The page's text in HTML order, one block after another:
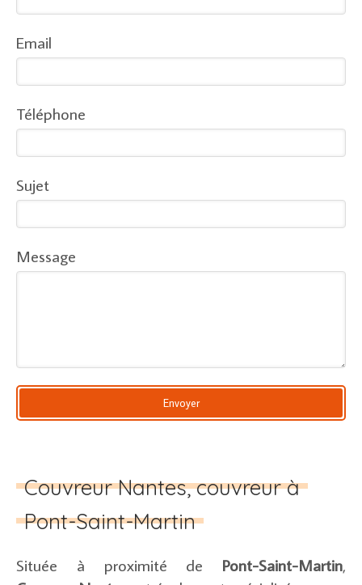
Email
Téléphone
Sujet
Message
Envoyer
Couvreur Nantes, couvreur à
Pont-Saint-Martin
Située à proximité de Pont-Saint-Martin,